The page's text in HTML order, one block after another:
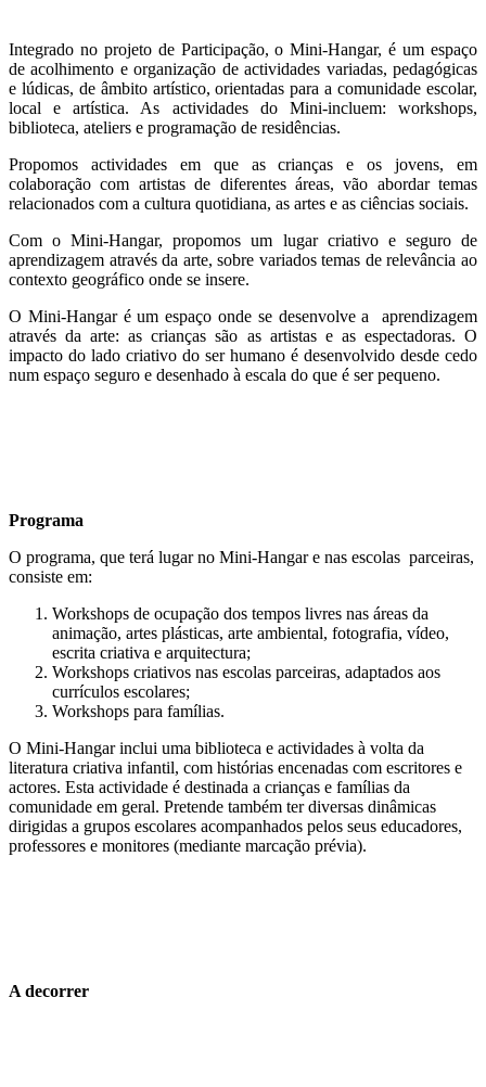
Integrado no projeto de Participação, o Mini-Hangar, é um espaço
de acolhimento e organização de actividades variadas, pedagógicas
e lúdicas, de âmbito artístico, orientadas para a comunidade escolar,
local e artística. As actividades do Mini-incluem: workshops,
biblioteca, ateliers e programação de residências.
Propomos actividades em que as crianças e os jovens, em
colaboração com artistas de diferentes áreas, vão abordar temas
relacionados com a cultura quotidiana, as artes e as ciências sociais.
Com o Mini-Hangar, propomos um lugar criativo e seguro de
aprendizagem através da arte, sobre variados temas de relevância ao
contexto geográfico onde se insere.
O Mini-Hangar é um espaço onde se desenvolve a aprendizagem
através da arte: as crianças são as artistas e as espectadoras. O
impacto do lado criativo do ser humano é desenvolvido desde cedo
num espaço seguro e desenhado à escala do que é ser pequeno.
Programa
O programa, que terá lugar no Mini-Hangar e nas escolas parceiras,
consiste em:
Workshops de ocupação dos tempos livres nas áreas da
animação, artes plásticas, arte ambiental, fotografia, vídeo,
escrita criativa e arquitectura;
Workshops criativos nas escolas parceiras, adaptados aos
currículos escolares;
Workshops para famílias.
O Mini-Hangar inclui uma biblioteca e actividades à volta da
literatura criativa infantil, com histórias encenadas com escritores e
actores. Esta actividade é destinada a crianças e famílias da
comunidade em geral. Pretende também ter diversas dinâmicas
dirigidas a grupos escolares acompanhados pelos seus educadores,
professores e monitores (mediante marcação prévia).
A decorrer